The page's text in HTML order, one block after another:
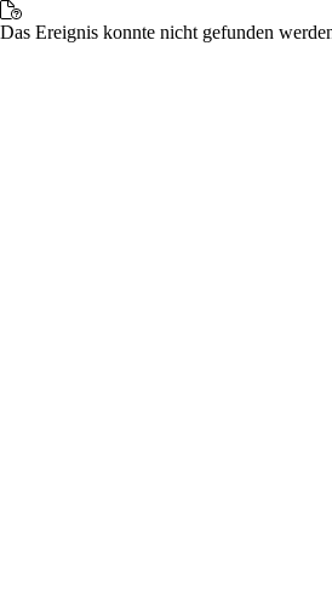
Das Ereignis konnte nicht gefunden